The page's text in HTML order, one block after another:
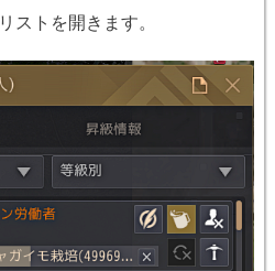
リストを開きます。